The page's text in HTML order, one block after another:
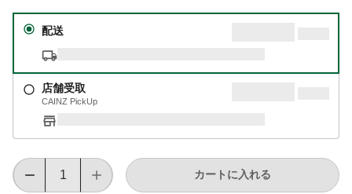
配送
店舗受取
CAINZ PickUp
カートに入れる